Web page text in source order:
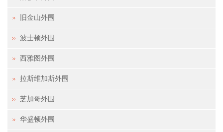
旧金山外围
波士顿外围
西雅图外围
拉斯维加斯外围
芝加哥外围
华盛顿外围